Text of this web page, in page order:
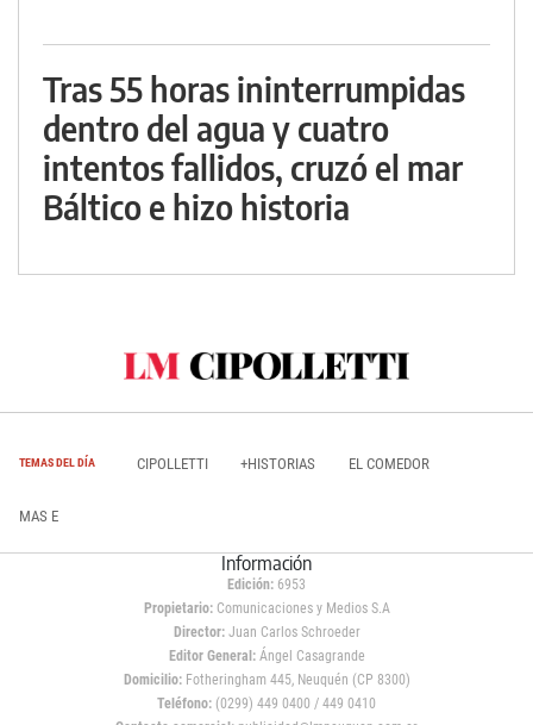
Tras 55 horas ininterrumpidas
dentro del agua y cuatro
intentos fallidos, cruzó el mar
Báltico e hizo historia
TEMAS DEL DÍA CIPOLLETTI +HISTORIAS EL COMEDOR
MAS E
Información
Edición: 6953
Propietario:Comunicaciones y Medios S.A
Director: Juan Carlos Schroeder
Editor General:Ángel Casagrande
Domicilio:Fotheringham 445, Neuquén (CP 8300)
Teléfono: (0299) 449 0400 / 449 0410